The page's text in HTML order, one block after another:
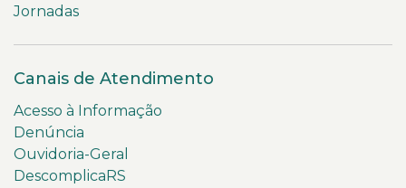
Jornadas
Canais de Atendimento
Acesso à Informação
Denúncia
Ouvidoria-Geral
DescomplicaRS